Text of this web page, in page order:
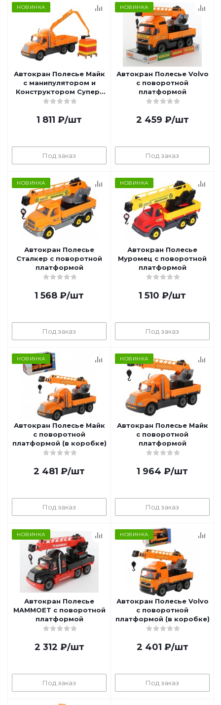
НОВИНКА
Автокран Полесье Майк
с манипулятором и
Конструктором Супер-
Микс (30 элементов)
1 811 ₽/шт
Под заказ
НОВИНКА
Автокран Полесье Volvo
с поворотной
платформой
2 459 ₽/шт
Под заказ
НОВИНКА
Автокран Полесье
Сталкер с поворотной
платформой
1 568 ₽/шт
Под заказ
НОВИНКА
Автокран Полесье
Муромец с поворотной
платформой
1 510 ₽/шт
Под заказ
НОВИНКА
Автокран Полесье Майк
с поворотной
платформой (в коробке)
2 481 ₽/шт
Под заказ
НОВИНКА
Автокран Полесье Майк
с поворотной
платформой
1 964 ₽/шт
Под заказ
НОВИНКА
Автокран Полесье
MAMMOET с поворотной
платформой
2 312 ₽/шт
Под заказ
НОВИНКА
Автокран Полесье Volvo
с поворотной
платформой (в коробке)
2 401 ₽/шт
Под заказ